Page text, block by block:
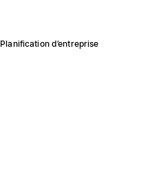
Planification d’entreprise